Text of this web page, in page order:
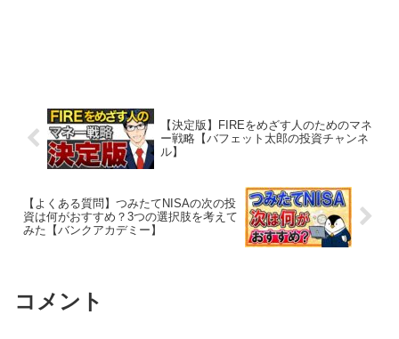
【決定版】FIREをめざす人のためのマネ
ー戦略【バフェット太郎の投資チャンネ
ル】
【よくある質問】つみたてNISAの次の投
資は何がおすすめ？3つの選択肢を考えて
みた【バンクアカデミー】
コメント